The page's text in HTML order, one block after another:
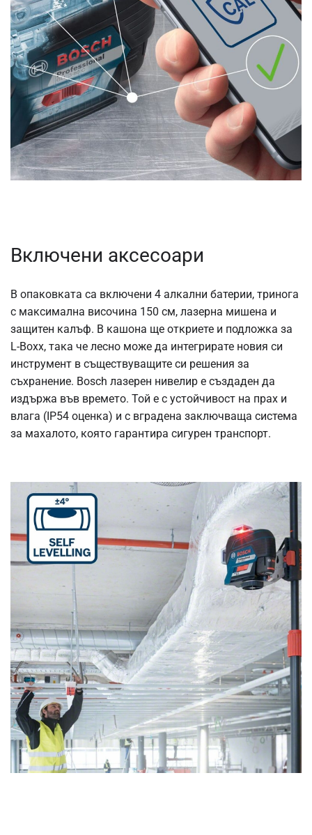
Включени аксесоари
В опаковката са включени 4 алкални батерии, тринога
с максимална височина 150 см, лазерна мишена и
защитен калъф. В кашона ще откриете и подложка за
L-Boxx, така че лесно може да интегрирате новия си
инструмент в съществуващите си решения за
съхранение. Bosch лазерен нивелир е създаден да
издържа във времето. Той е с устойчивост на прах и
влага (IP54 оценка) и с вградена заключваща система
за махалото, която гарантира сигурен транспорт.